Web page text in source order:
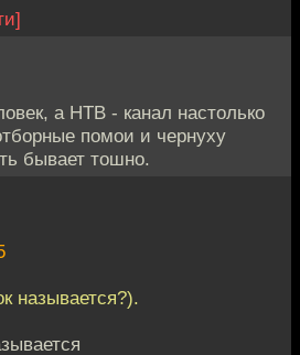
а НТВ - канал настолько
помои и чернуху
бывает тошно.
называется?).